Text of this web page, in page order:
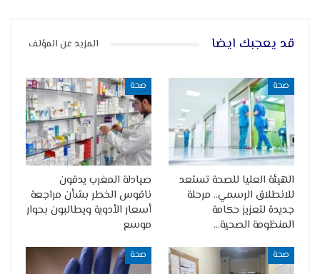
قد يعجبك ايضا المزيد عن المؤلف
صحة
الهيئة العليا للصحة تستعد
للانطلاق الرسمي.. مرحلة
جديدة لتعزيز حكامة
المنظومة الصحية…
صحة
صيادلة المغرب يدقون
ناقوس الخطر بشأن مراجعة
أسعار الأدوية ويطالبون بحوار
موسع
صحة صحة